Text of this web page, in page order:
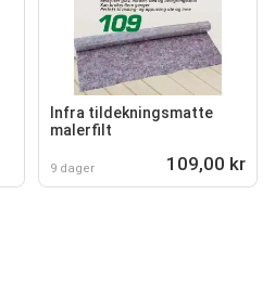
Infra tildekningsmatte
malerfilt
9 dager 109,00 kr